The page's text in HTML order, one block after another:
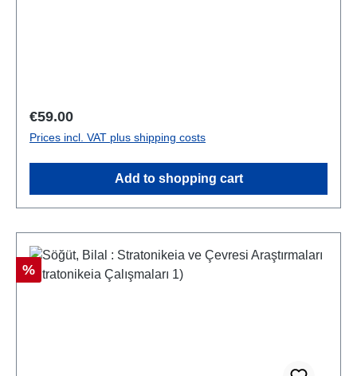
Regular price:
€59.00
Prices incl. VAT plus shipping costs
Add to shopping cart
Discount
%